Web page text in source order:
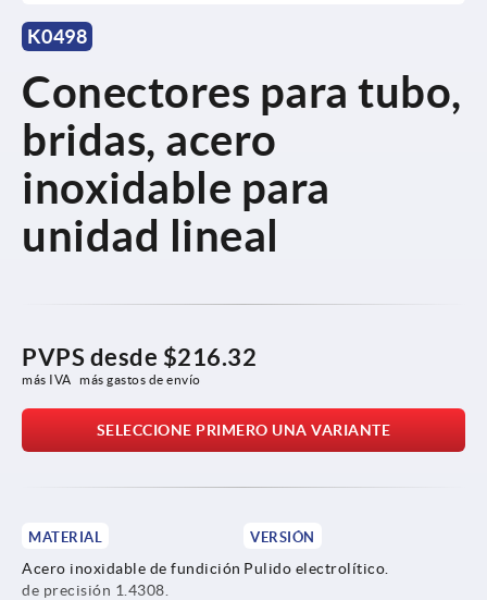
K0498
Conectores para tubo,
bridas, acero
inoxidable para
unidad lineal
PVPS desde $216.32
más IVA más gastos de envío
SELECCIONE PRIMERO UNA VARIANTE
MATERIAL
Acero inoxidable de fundición
de precisión 1.4308.
VERSIÓN
Pulido electrolítico.